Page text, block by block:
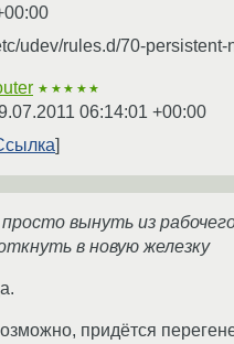
udev/rules.d/70-persistent-
★★★★★
06:14:01 +00:00
просто вынуть из
в новую железку
придётся